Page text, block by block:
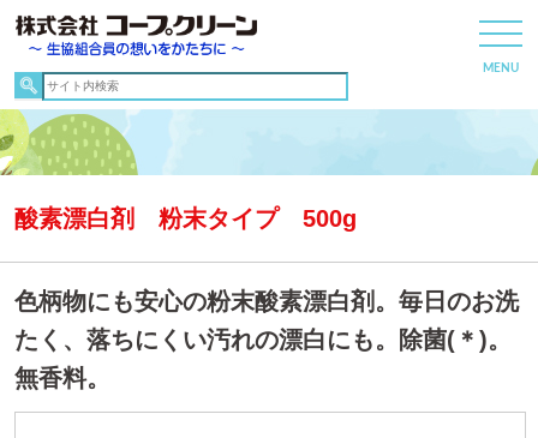
酸素漂白剤 粉末タイプ 500g
色柄物にも安心の粉末酸素漂白剤。毎日のお洗
たく、落ちにくい汚れの漂白にも。除菌(＊)。
無香料。